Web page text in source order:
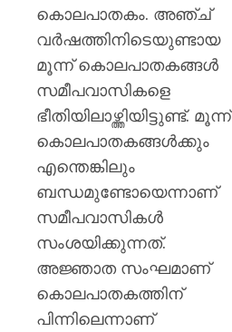
കൊലപാതകം. അഞ്ച്
വര്‍ഷത്തിനിടെയുണ്ടായ
മൂന്ന് കൊലപാതകങ്ങള്‍
സമീപവാസികളെ
ഭീതിയിലാഴ്ത്തിയിട്ടുണ്ട്. മൂന്ന്
കൊലപാതകങ്ങള്‍ക്കും
എന്തെങ്കിലും
ബന്ധമുണ്ടോയെന്നാണ്
സമീപവാസികള്‍
സംശയിക്കുന്നത്.
അജ്ഞാത സംഘമാണ്
കൊലപാതകത്തിന്
പിന്നിലെന്നാണ്